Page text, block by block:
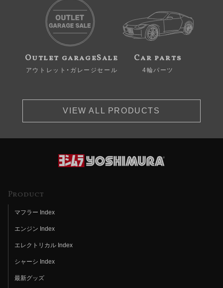
Outlet garageSale
アウトレット・ガレージセール
Car parts
4輪パーツ
VIEW ALL PRODUCTS
Product
マフラー Index
エンジン Index
エレクトリカル Index
シャーシ Index
最新グッズ